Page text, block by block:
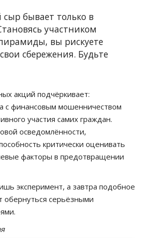
бывает только в
участником
вы рискуете
сбережения. Будьте
акций подчёркивает:
с финансовым мошенничеством
участия самих граждан.
осведомлённости,
критически оценивать
факторы в предотвращении
эксперимент, а завтра подобное
серьёзными